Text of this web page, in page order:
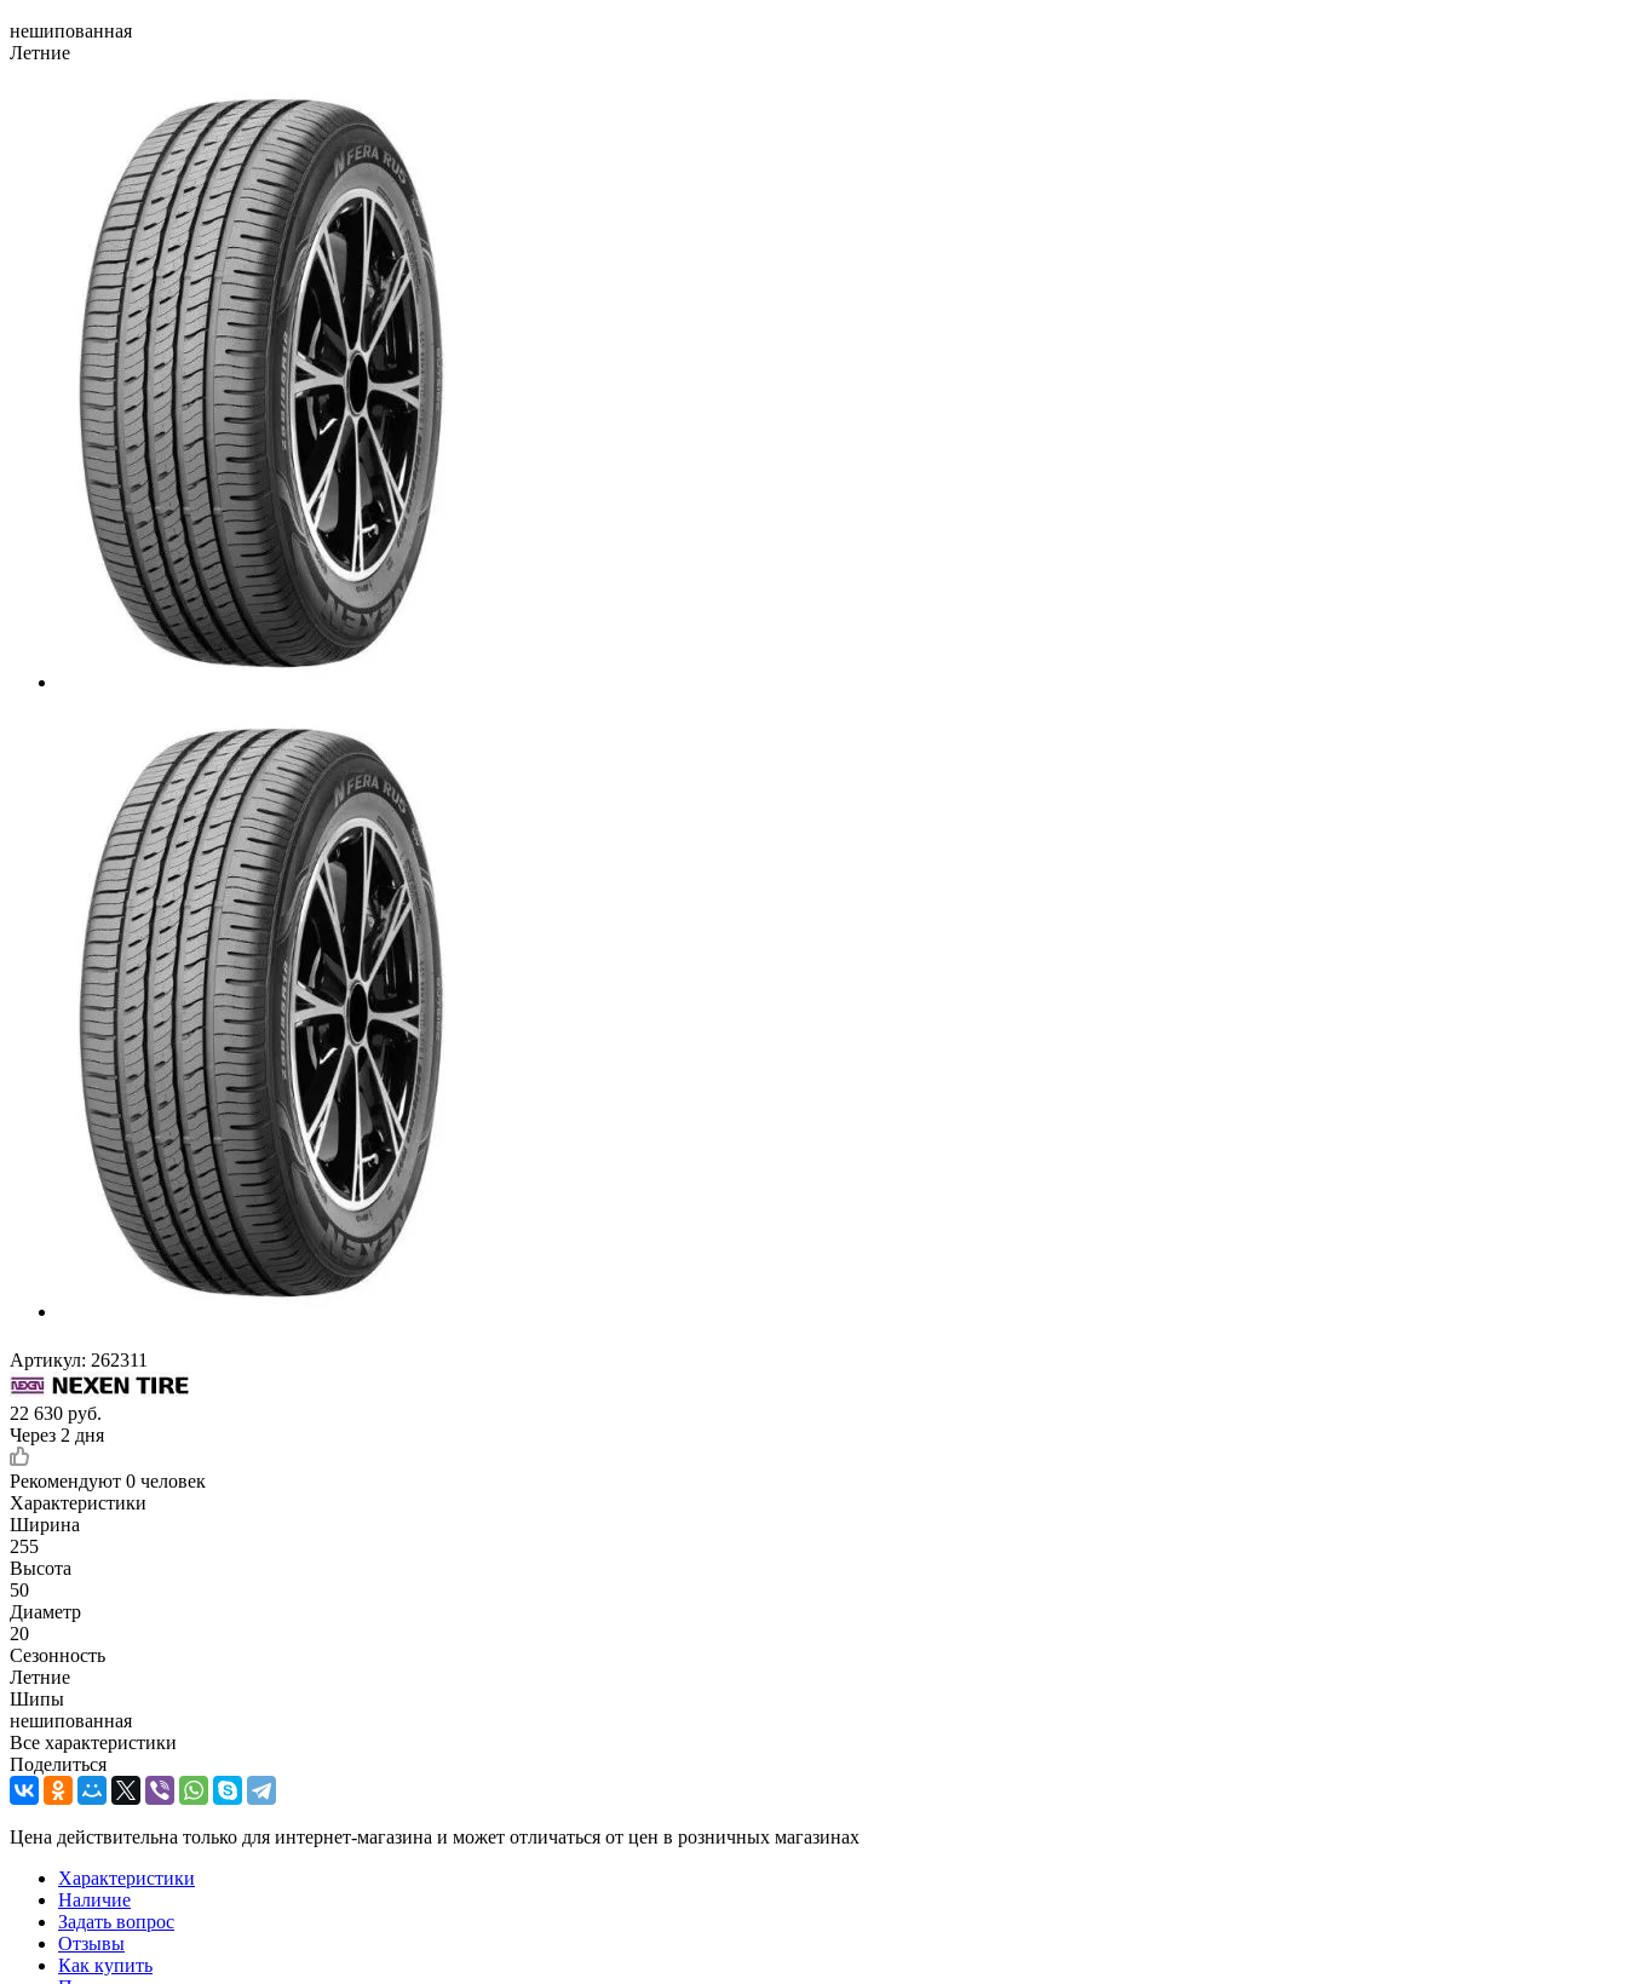
нешипованная
Летние
Артикул: 262311
22 630 руб.
Через 2 дня
Рекомендуют 0 человек
Характеристики
Ширина
255
Высота
50
Диаметр
20
Сезонность
Летние
Шипы
нешипованная
Все характеристики
Поделиться
Цена действительна только для интернет-магазина и может отличаться от цен в розничных магазинах
Характеристики
Наличие
Задать вопрос
Отзывы
Как купить